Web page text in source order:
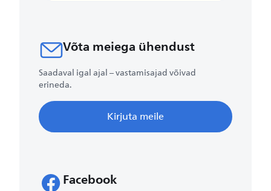
Võta meiega ühendust​
Saadaval igal ajal – vastamisajad võivad
erineda.
Kirjuta meile
Facebook